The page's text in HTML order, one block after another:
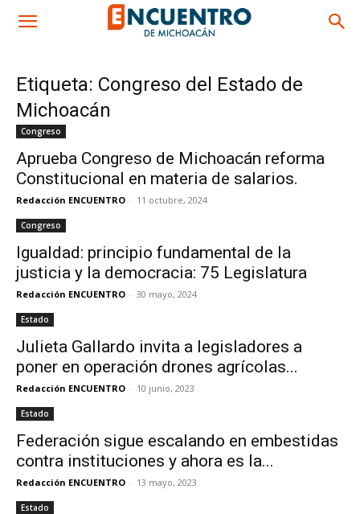
Etiqueta: Congreso del Estado de
Michoacán
Congreso
Aprueba Congreso de Michoacán reforma
Constitucional en materia de salarios.
Redacción ENCUENTRO - 11 octubre, 2024
Congreso
Igualdad: principio fundamental de la
justicia y la democracia: 75 Legislatura
Redacción ENCUENTRO - 30 mayo, 2024
Estado
Julieta Gallardo invita a legisladores a
poner en operación drones agrícolas...
Redacción ENCUENTRO - 10 junio, 2023
Estado
Federación sigue escalando en embestidas
contra instituciones y ahora es la...
Redacción ENCUENTRO - 13 mayo, 2023
Estado